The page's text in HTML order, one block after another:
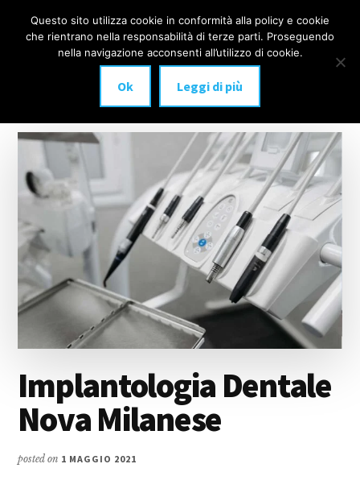
Additional
menu
IMPLANTOLOGIA
DENTALE
anche
carico
immediato!
Menu
Implantologia Dentale
Nova Milanese
posted on 1 MAGGIO 2021
Questo sito utilizza cookie in conformità alla policy e cookie
che rientrano nella responsabilità di terze parti. Proseguendo
nella navigazione acconsenti all’utilizzo di cookie.
Ok Leggi di più